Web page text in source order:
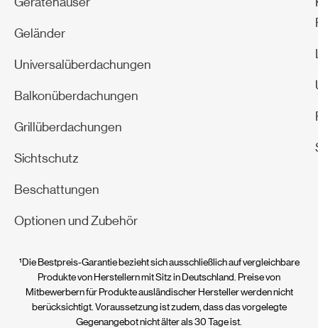
Geländer
Universalüberdachungen
Balkonüberdachungen
Grillüberdachungen
Sichtschutz
Beschattungen
Optionen und Zubehör
¹Die Bestpreis-Garantie bezieht sich ausschließlich auf vergleichbare
Produkte von Herstellern mit Sitz in Deutschland. Preise von
Mitbewerbern für Produkte ausländischer Hersteller werden nicht
berücksichtigt. Voraussetzung ist zudem, dass das vorgelegte
Gegenangebot nicht älter als 30 Tage ist.